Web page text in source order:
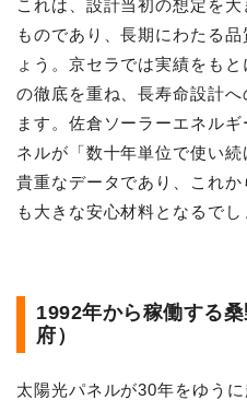
これは、設計当初の想定を
ものであり、長期にわたる
ょう。京セラでは実績をも
の徹底を重ね、長寿命設計
ます。佐倉ソーラーエネル
ネルが「数十年単位で使い
貴重なデータであり、これ
も大きな安心材料となるでし
1992年から稼働する
府）
太陽光パネルが30年をゆう